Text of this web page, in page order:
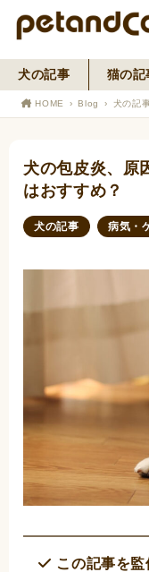
犬の記事 猫の記
HOME Blog 犬の記
犬の包皮炎、原
はおすすめ？
犬の記事 病気・
この記事を監